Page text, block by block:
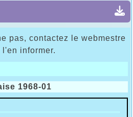
pas, contactez le webmestre
l'en informer.
1968-01